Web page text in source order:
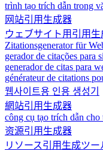
trình tạo trích dẫn trong
网站引用生成器
ウェブサイト用引用生
Zitationsgenerator für
gerador de citações para
generador de citas para
générateur de citations
웹사이트용 인용 생성기
網站引用生成器
công cụ tạo trích dẫn cho
资源引用生成器
リソース引用生成ツー